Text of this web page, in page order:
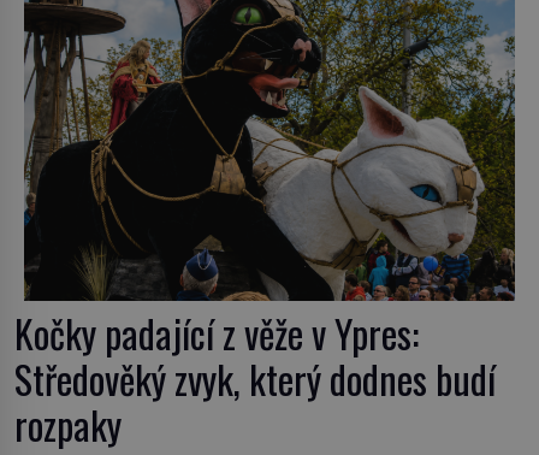
k Židům, nemá se Řím čím chlubit. […]
Kočky padající z věže v Ypres:
Středověký zvyk, který dodnes budí
rozpaky